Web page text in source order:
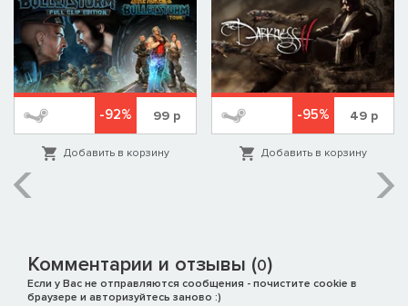
-92% 99р
Добавить в корзину
-95% 49 р
Добавить в корзину
Комментарии и отзывы (0)
Если у Вас не отправляются сообщения - почистите cookie в
браузере и авторизуйтесь заново :)